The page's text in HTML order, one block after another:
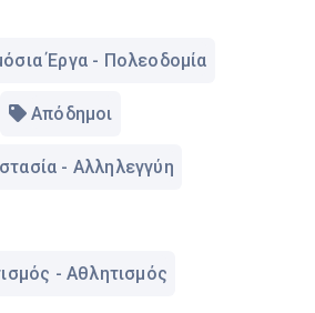
Έργα - Πολεοδομία
Απόδημοι
- Αλληλεγγύη
- Αθλητισμός